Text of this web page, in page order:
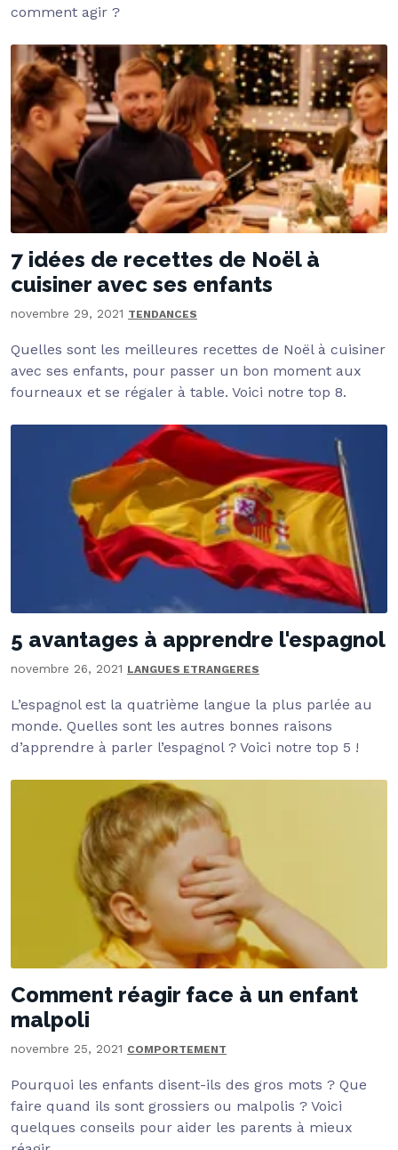
comment agir ?
7 idées de recettes de Noël à
cuisiner avec ses enfants
novembre 29, 2021 TENDANCES
Quelles sont les meilleures recettes de Noël à cuisiner
avec ses enfants, pour passer un bon moment aux
fourneaux et se régaler à table. Voici notre top 8.
5 avantages à apprendre l'espagnol
novembre 26, 2021 LANGUES ETRANGERES
L’espagnol est la quatrième langue la plus parlée au
monde. Quelles sont les autres bonnes raisons
d’apprendre à parler l’espagnol ? Voici notre top 5 !
Comment réagir face à un enfant
malpoli
novembre 25, 2021 COMPORTEMENT
Pourquoi les enfants disent-ils des gros mots ? Que
faire quand ils sont grossiers ou malpolis ? Voici
quelques conseils pour aider les parents à mieux